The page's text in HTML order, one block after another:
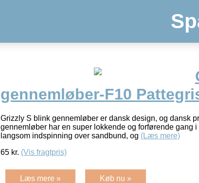
gennemløber-F10
Grizzly S blink gennemløber er dansk design, og dansk
gennemløber har en super lokkende og forførende gang
langsom indspinning over sandbund, og (Læs mere)
65 kr. (Vis fragtpris)
Læs mere » Køb nu »